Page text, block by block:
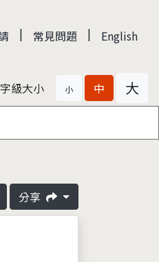
| 常見問題 | English
字級大小 小 中 大
分享